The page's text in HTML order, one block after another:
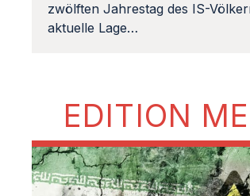
zwölften Jahrestag des IS-
aktuelle Lage…
EDITION